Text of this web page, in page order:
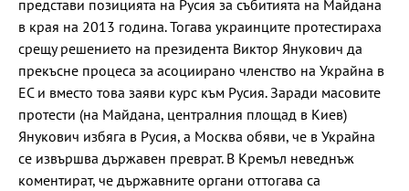
представи позицията на Русия за събитията на Майдана
в края на 2013 година. Тогава украинците протестираха
срещу решението на президента Виктор Янукович да
прекъсне процеса за асоциирано членство на Украйна в
ЕС и вместо това заяви курс към Русия. Заради масовите
протести (на Майдана, централния площад в Киев)
Янукович избяга в Русия, а Москва обяви, че в Украйна
се извършва държавен преврат. В Кремъл неведнъж
коментират, че държавните органи оттогава са